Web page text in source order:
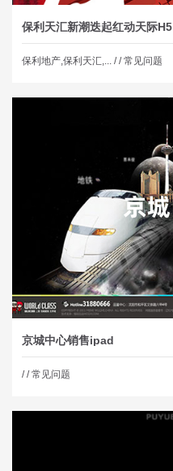
保利天汇新潮迭起红动天际H5
保利地产,保利天汇,... // 常见问题
京城中心销售ipad
// 常见问题